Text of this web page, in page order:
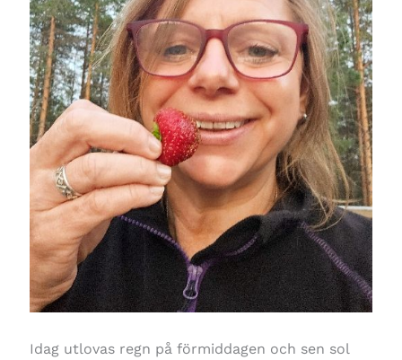
Idag utlovas regn på förmiddagen och sen sol